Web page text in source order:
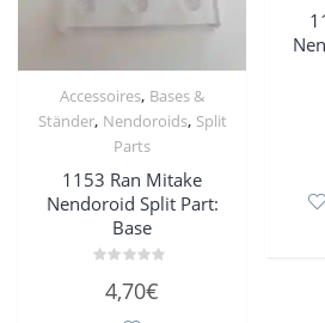
Accessoires, Bases &
Ständer, Nendoroids, Split
Parts
1153 Ran Mitake
Nendoroid Split Part:
Base
mit4,70€